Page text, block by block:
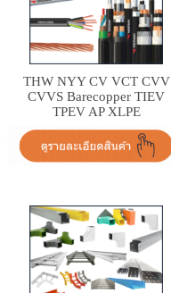
THW NYY CV VCT CVV
CVVS Barecopper TIEV
TPEV AP XLPE